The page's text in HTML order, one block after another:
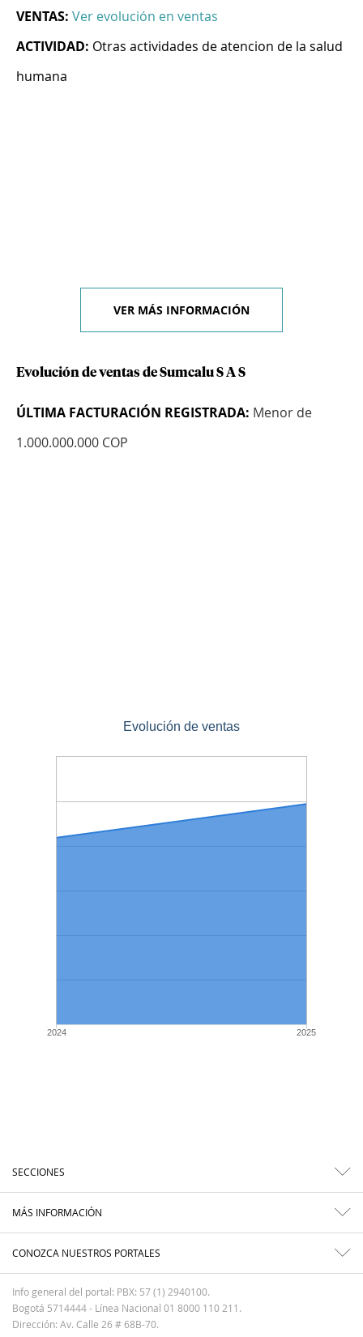
VENTAS: Ver evolución en ventas
ACTIVIDAD: Otras actividades de atencion de la salud
humana
VER MÁS INFORMACIÓN
Evolución de ventas de Sumcalu S A S
ÚLTIMA FACTURACIÓN REGISTRADA: Menor de
1.000.000.000 COP
Evolución de ventas
2024 2025
SECCIONES
MÁS INFORMACIÓN
CONOZCA NUESTROS PORTALES
Info general del portal: PBX: 57 (1) 2940100.
Bogotá 5714444 - Línea Nacional 01 8000 110 211.
Dirección: Av. Calle 26 # 68B-70.